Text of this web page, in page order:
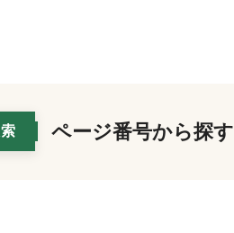
ページ番号から探す